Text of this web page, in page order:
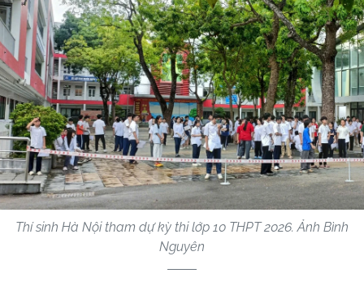
Thí sinh Hà Nội tham dự kỳ thi lớp 10 THPT 2026. Ảnh Bình
Nguyên